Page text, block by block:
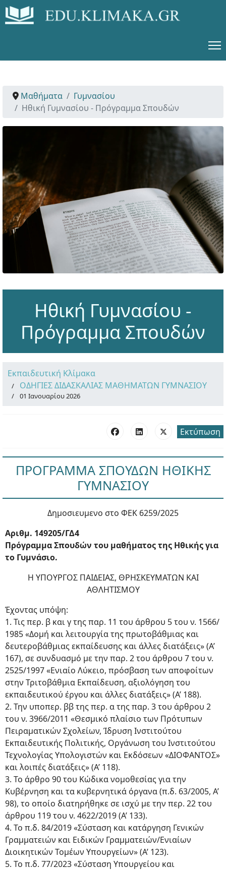
Μαθήματα
Γυμνασίου
Ηθική Γυμνασίου - Πρόγραμμα Σπουδών
Ηθική Γυμνασίου -
Πρόγραμμα Σπουδών
Εκπαιδευτική Κλίμακα
ΟΔΗΓΙΕΣ ΔΙΔΑΣΚΑΛΙΑΣ ΜΑΘΗΜΑΤΩΝ ΓΥΜΝΑΣΙΟΥ
01 Ιανουαρίου 2026
Εκτύπωση
ΠΡΟΓΡΑΜΜΑ ΣΠΟΥΔΩΝ ΗΘΙΚΗΣ
ΓΥΜΝΑΣΙΟΥ
Δημοσιευμενο στο ΦΕΚ 6259/2025
Αριθμ. 149205/ΓΔ4
Πρόγραμμα Σπουδών του μαθήματος της Ηθικής για
το Γυμνάσιο.
Η ΥΠΟΥΡΓΟΣ ΠΑΙΔΕΙΑΣ, ΘΡΗΣΚΕΥΜΑΤΩΝ ΚΑΙ
ΑΘΛΗΤΙΣΜΟΥ
Έχοντας υπόψη:
1. Τις περ. β και γ της παρ. 11 του άρθρου 5 του ν. 1566/
1985 «Δομή και λειτουργία της πρωτοβάθμιας και
δευτεροβάθμιας εκπαίδευσης και άλλες διατάξεις» (Α’
167), σε συνδυασμό με την παρ. 2 του άρθρου 7 του ν.
2525/1997 «Ενιαίο Λύκειο, πρόσβαση των αποφοίτων
στην Τριτοβάθμια Εκπαίδευση, αξιολόγηση του
εκπαιδευτικού έργου και άλλες διατάξεις» (Α’ 188).
2. Την υποπερ. ββ της περ. α της παρ. 3 του άρθρου 2
του ν. 3966/2011 «Θεσμικό πλαίσιο των Πρότυπων
Πειραματικών Σχολείων, Ίδρυση Ινστιτούτου
Εκπαιδευτικής Πολιτικής, Οργάνωση του Ινστιτούτου
Τεχνολογίας Υπολογιστών και Εκδόσεων «ΔΙΟΦΑΝΤΟΣ»
και λοιπές διατάξεις» (Α’ 118).
3. Το άρθρο 90 του Κώδικα νομοθεσίας για την
Κυβέρνηση και τα κυβερνητικά όργανα (π.δ. 63/2005, Α’
98), το οποίο διατηρήθηκε σε ισχύ με την περ. 22 του
άρθρου 119 του ν. 4622/2019 (Α’ 133).
4. Το π.δ. 84/2019 «Σύσταση και κατάργηση Γενικών
Γραμματειών και Ειδικών Γραμματειών/Ενιαίων
Διοικητικών Τομέων Υπουργείων» (Α’ 123).
5. Το π.δ. 77/2023 «Σύσταση Υπουργείου και